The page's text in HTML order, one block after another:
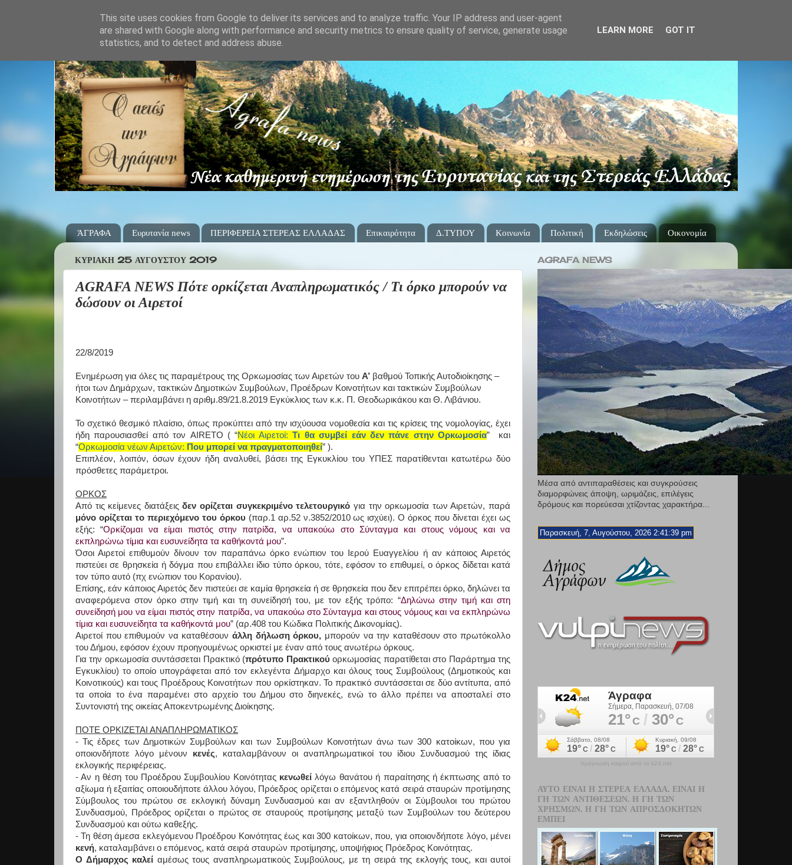
ΆΓΡΑΦΑ Ευρυτανία news ΠΕΡΙΦΕΡΕΙΑ ΣΤΕΡΕΑΣ ΕΛΛΑΔΑΣ Επικαιρότητα Δ.ΤΥΠΟΥ Κοινωνία Πολιτική Εκδηλώσεις Οικονομία
ΚΥΡΙΑΚΉ 25 ΑΥΓΟΎΣΤΟΥ 2019
AGRAFA NEWS Πότε ορκίζεται Αναπληρωματικός / Τι όρκο μπορούν να
δώσουν οι Αιρετοί
22/8/2019
Ενημέρωση για όλες τις παραμέτρους της Ορκωμοσίας των Αιρετών του Α’ βαθμού Τοπικής Αυτοδιοίκησης –
ήτοι των Δημάρχων, τακτικών Δημοτικών Συμβούλων, Προέδρων Κοινοτήτων και τακτικών Συμβούλων
Κοινοτήτων – περιλαμβάνει η αριθμ.89/21.8.2019 Εγκύκλιος των κ.κ. Π. Θεοδωρικάκου και Θ. Λιβάνιου.
Το σχετικό θεσμικό πλαίσιο, όπως προκύπτει από την ισχύουσα νομοθεσία και τις κρίσεις της νομολογίας, έχει
ήδη παρουσιασθεί από τον AIRETO ( “Νέοι Αιρετοί:Τι θα συμβεί εάν δεν πάνε στην Ορκωμοσία”
και
“Ορκωμοσία νέων Αιρετών: Που μπορεί να πραγματοποιηθεί” ).
Επιπλέον, λοιπόν, όσων έχουν ήδη αναλυθεί, βάσει της Εγκυκλίου του ΥΠΕΣ παρατίθενται κατωτέρω δύο
πρόσθετες παράμετροι.
ΟΡΚΟΣ
Από τις κείμενες διατάξειςδεν ορίζεται συγκεκριμένο τελετουργικό για την ορκωμοσία των Αιρετών, παρά
μόνο ορίζεται το περιεχόμενο του όρκου (παρ.1 αρ.52 ν.3852/2010 ως ισχύει). Ο όρκος που δίνεται έχει ως
εξής: “Ορκίζομαι να είμαι πιστός στην πατρίδα, να υπακούω στο Σύνταγμα και στους νόμους και να
εκπληρώνω τίμια και ευσυνείδητα τα καθήκοντά μου”.
Όσοι Αιρετοί επιθυμούν δίνουν τον παραπάνω όρκο ενώπιον του Ιερού Ευαγγελίου ή αν κάποιος Αιρετός
πιστεύει σε θρησκεία ή δόγμα που επιβάλλει ίδιο τύπο όρκου, τότε, εφόσον το επιθυμεί, ο όρκος δίδεται κατά
τον τύπο αυτό (πχ ενώπιον του Κορανίου).
Επίσης, εάν κάποιος Αιρετός δεν πιστεύει σε καμία θρησκεία ή σε θρησκεία που δεν επιτρέπει όρκο, δηλώνει τα
αναφερόμενα στον όρκο στην τιμή και τη συνείδησή του, με τον εξής τρόπο: “Δηλώνω στην τιμή και στη
συνείδησή μου να είμαι πιστός στην πατρίδα, να υπακούω στο Σύνταγμα και στους νόμους και να εκπληρώνω
τίμια και ευσυνείδητα τα καθήκοντά μου” (αρ.408 του Κώδικα Πολιτικής Δικονομίας).
Αιρετοί που επιθυμούν να καταθέσουνάλλη δήλωση όρκου, μπορούν να την καταθέσουν στο πρωτόκολλο
του Δήμου, εφόσον έχουν προηγουμένως ορκιστεί με έναν από τους ανωτέρω όρκους.
Για την ορκωμοσία συντάσσεται Πρακτικό (πρότυπο Πρακτικού ορκωμοσίας παρατίθεται στο Παράρτημα της
Εγκυκλίου) το οποίο υπογράφεται από τον εκλεγέντα Δήμαρχο και όλους τους Συμβούλους (Δημοτικούς και
Κοινοτικούς) και τους Προέδρους Κοινοτήτων που ορκίστηκαν. Το πρακτικό συντάσσεται σε δύο αντίτυπα, από
τα οποία το ένα παραμένει στο αρχείο του Δήμου στο διηνεκές, ενώ το άλλο πρέπει να αποσταλεί στο
Συντονιστή της οικείας Αποκεντρωμένης Διοίκησης.
ΠΟΤΕ ΟΡΚΙΖΕΤΑΙ ΑΝΑΠΛΗΡΩΜΑΤΙΚΟΣ
- Τις έδρες των Δημοτικών Συμβούλων και των Συμβούλων Κοινοτήτων άνω των 300 κατοίκων, που για
οποιονδήποτε λόγο μένουν κενές, καταλαμβάνουν οι αναπληρωματικοί του ίδιου Συνδυασμού της ίδιας
εκλογικής περιφέρειας.
- Αν η θέση του Προέδρου Συμβουλίου Κοινότητας κενωθεί λόγω θανάτου ή παραίτησης ή έκπτωσης από το
αξίωμα ή εξαιτίας οποιουδήποτε άλλου λόγου, Πρόεδρος ορίζεται ο επόμενος κατά σειρά σταυρών προτίμησης
Σύμβουλος του πρώτου σε εκλογική δύναμη Συνδυασμού και αν εξαντληθούν οι Σύμβουλοι του πρώτου
Συνδυασμού, Πρόεδρος ορίζεται ο πρώτος σε σταυρούς προτίμησης μεταξύ των Συμβούλων του δεύτερου
Συνδυασμού και ούτω καθεξής.
- Τη θέση άμεσα εκλεγόμενου Προέδρου Κοινότητας έως και 300 κατοίκων, που, για οποιονδήποτε λόγο, μένει
κενή, καταλαμβάνει ο επόμενος, κατά σειρά σταυρών προτίμησης, υποψήφιος Πρόεδρος Κοινότητας.
Ο Δήμαρχος καλεί αμέσως τους αναπληρωματικούς Συμβούλους, με τη σειρά της εκλογής τους, και αυτοί
AGRAFA NEWS
Μέσα από αντιπαραθέσεις και συγκρούσεις
διαμορφώνεις άποψη, ωριμάζεις, επιλέγεις
δρόμους και πορεύεσαι χτίζοντας χαρακτήρα...
Παρασκευή, 7, Αυγούστου, 2026 2:41:41 pm
πρόγνωση καιρού από το k24.net
ΑΥΤΌ ΕΊΝΑΙ Η ΣΤΕΡΕΆ ΕΛΛΆΔΑ. ΕΊΝΑΙ Η
ΓΗ ΤΩΝ ΑΝΤΙΘΈΣΕΩΝ. Η ΓΗ ΤΩΝ
ΧΡΗΣΜΏΝ. Η ΓΗ ΤΩΝ ΑΠΡΟΣΔΌΚΗΤΩΝ
ΕΜΠΕΙ
This site uses cookies from Google to deliver its services and to analyze traffic. Your IP address and user-agent
are shared with Google along with performance and security metrics to ensure quality of service, generate usage
statistics, and to detect and address abuse.
LEARN MORE GOT IT